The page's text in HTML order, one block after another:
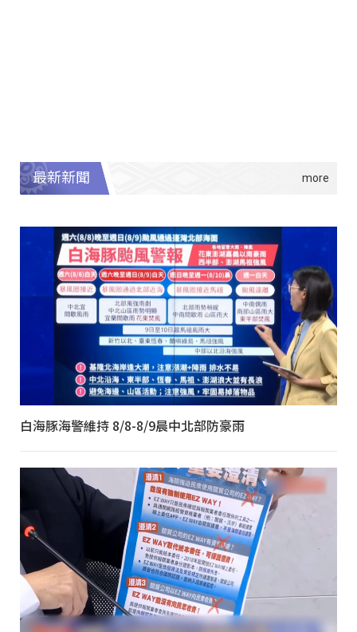
最新新聞
白海豚海警維持 8/8-8/9晨中北部防豪雨